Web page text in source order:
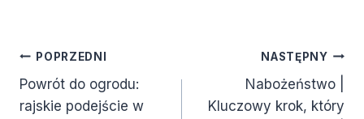
Nawigacja
wpisu
POPRZEDNI
Powrót do ogrodu:
rajskie podejście w
NASTĘPNY
Nabożeństwo |
Kluczowy krok, który